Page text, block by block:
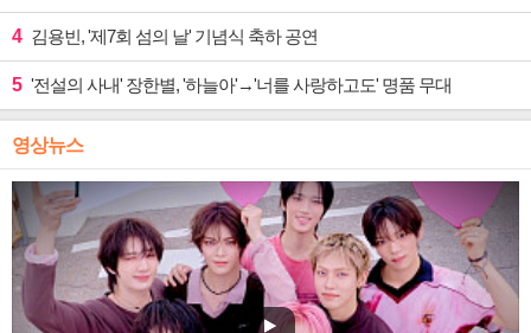
4 김용빈, '제7회 섬의 날' 기념식 축하 공연
5 '전설의 사내' 장한별, '하늘아'→'너를 사랑하고도' 명품 무대
영상뉴스